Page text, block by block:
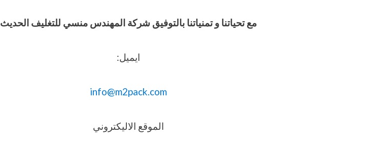
مع تحياتنا و تمنياتنا بالتوفيق شركة المهندس منسي للتغليف الحديث
ايميل:
info@m2pack.com
الموقع الاليكتروني